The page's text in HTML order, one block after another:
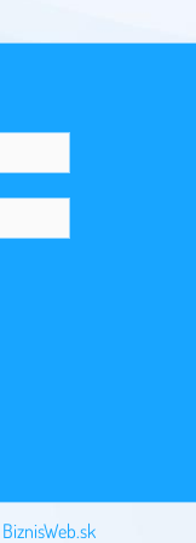
BiznisWeb.sk